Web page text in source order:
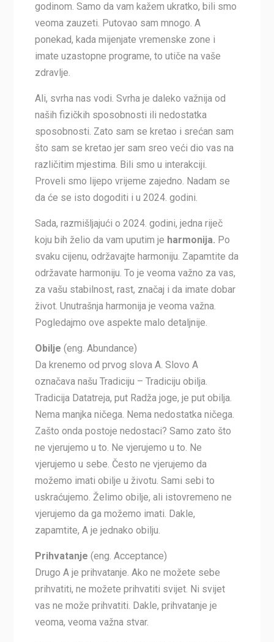
godinom. Samo da vam kažem ukratko, bili smo
veoma zauzeti. Putovao sam mnogo. A
ponekad, kada mijenjate vremenske zone i
imate uzastopne programe, to utiče na vaše
zdravlje.
Ali, svrha nas vodi. Svrha je daleko važnija od
naših fizičkih sposobnosti ili nedostatka
sposobnosti. Zato sam se kretao i srećan sam
što sam se kretao jer sam sreo veći dio vas na
različitim mjestima. Bili smo u interakciji.
Proveli smo lijepo vrijeme zajedno. Nadam se
da će se isto dogoditi i u 2024. godini.
Sada, razmišljajući o 2024. godini, jedna riječ
koju bih želio da vam uputim je harmonija. Po
svaku cijenu, održavajte harmoniju. Zapamtite da
održavate harmoniju. To je veoma važno za vas,
za vašu stabilnost, rast, značaj i da imate dobar
život. Unutrašnja harmonija je veoma važna.
Pogledajmo ove aspekte malo detaljnije.
Obilje (eng. Abundance)
Da krenemo od prvog slova A. Slovo A
označava našu Tradiciju – Tradiciju obilja.
Tradicija Datatreja, put Radža joge, je put obilja.
Nema manjka ničega. Nema nedostatka ničega.
Zašto onda postoje nedostaci? Samo zato što
ne vjerujemo u to. Ne vjerujemo u to. Ne
vjerujemo u sebe. Često ne vjerujemo da
možemo imati obilje u životu. Sami sebi to
uskraćujemo. Želimo obilje, ali istovremeno ne
vjerujemo da ga možemo imati. Dakle,
zapamtite, A je jednako obilju.
Prihvatanje (eng. Acceptance)
Drugo A je prihvatanje. Ako ne možete sebe
prihvatiti, ne možete prihvatiti svijet. Ni svijet
vas ne može prihvatiti. Dakle, prihvatanje je
veoma, veoma važna stvar.